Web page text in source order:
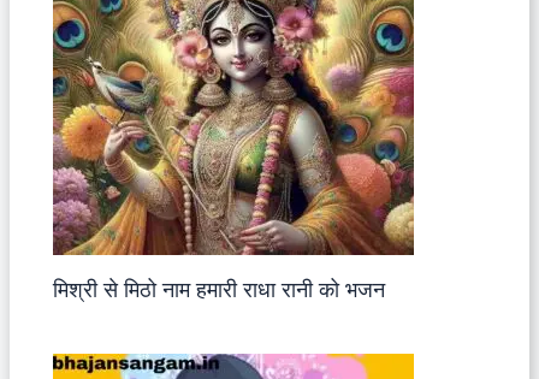
मिश्री से मिठो नाम हमारी राधा रानी को भजन